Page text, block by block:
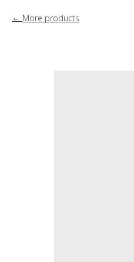
More products